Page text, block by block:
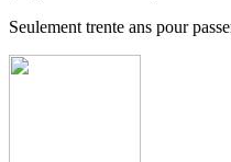
Seulement trente ans pour